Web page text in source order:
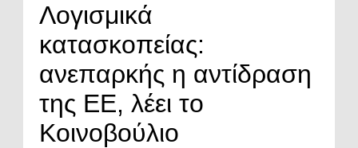
Λογισμικά
κατασκοπείας:
ανεπαρκής η αντίδραση
της ΕΕ, λέει το
Κοινοβούλιο